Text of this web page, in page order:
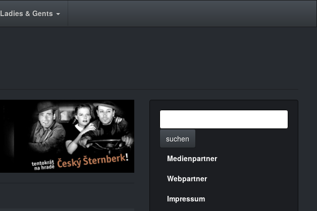
Ladies & Gents
suchen
Menülinks
rechte
Seite
Medienpartner
Webpartner
Impressum